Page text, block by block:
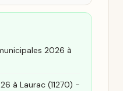
2026 à
à Laurac (11270) -